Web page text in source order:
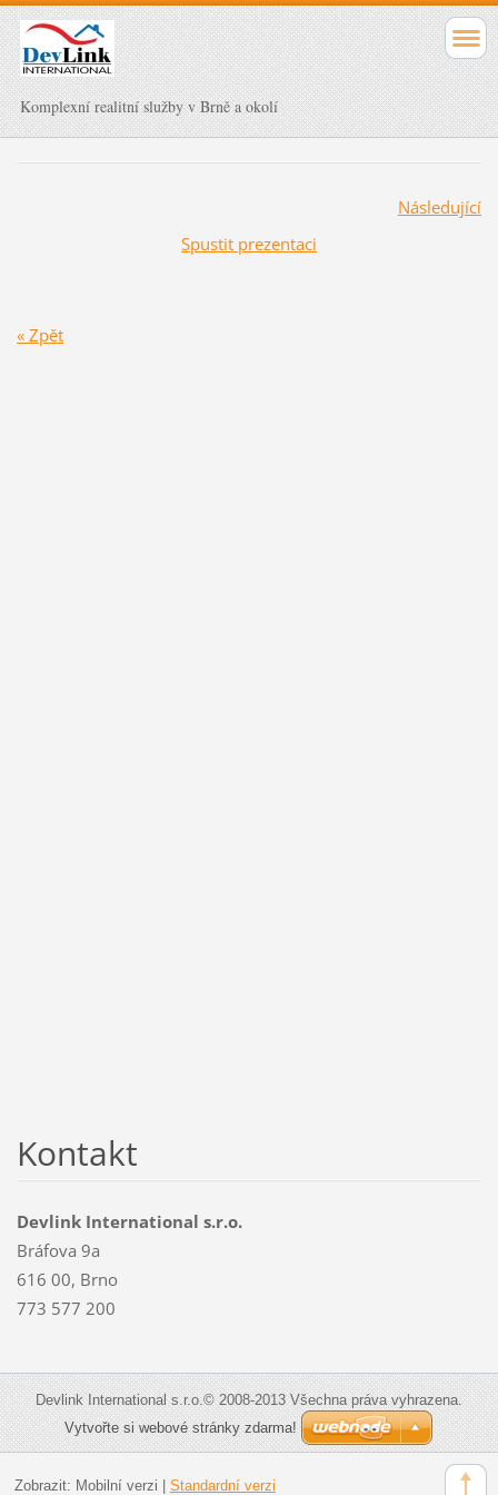
Komplexní realitní služby v Brně a okolí
Následující
Spustit prezentaci
« Zpět
Kontakt
Devlink International s.r.o.
Bráfova 9a
616 00, Brno
773 577 200
Devlink International s.r.o.© 2008-2013 Všechna práva vyhrazena.
Vytvořte si webové stránky zdarma!
Zobrazit: Mobilní verzi Standardní verzi